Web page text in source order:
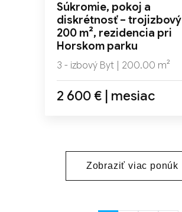
TOP
Súkromie, pokoj a
diskrétnosť –
200 m², rezidencia pri
Horskom parku
3 - izbový Byt | 200.00 m²
2 600 € | mesiac
Zobraziť viac ponúk